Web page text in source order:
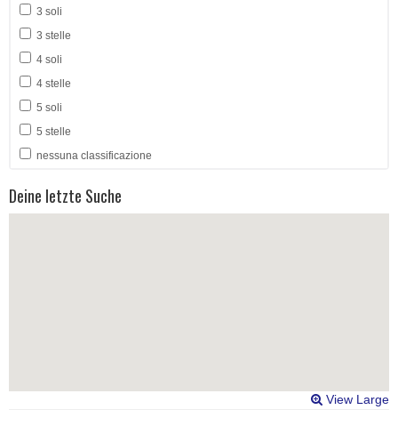
3 soli
3 stelle
4 soli
4 stelle
5 soli
5 stelle
nessuna classificazione
Deine letzte Suche
View Large